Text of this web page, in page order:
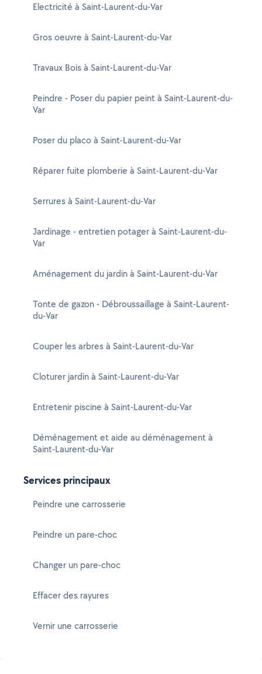
Electricité à Saint-Laurent-du-Var
Gros oeuvre à Saint-Laurent-du-Var
Travaux Bois à Saint-Laurent-du-Var
Peindre - Poser du papier peint à Saint-Laurent-du-
Var
Poser du placo à Saint-Laurent-du-Var
Réparer fuite plomberie à Saint-Laurent-du-Var
Serrures à Saint-Laurent-du-Var
Jardinage - entretien potager à Saint-Laurent-du-
Var
Aménagement du jardin à Saint-Laurent-du-Var
Tonte de gazon - Débroussaillage à Saint-Laurent-
du-Var
Couper les arbres à Saint-Laurent-du-Var
Cloturer jardin à Saint-Laurent-du-Var
Entretenir piscine à Saint-Laurent-du-Var
Déménagement et aide au déménagement à
Saint-Laurent-du-Var
Services principaux
Peindre une carrosserie
Peindre un pare-choc
Changer un pare-choc
Effacer des rayures
Vernir une carrosserie